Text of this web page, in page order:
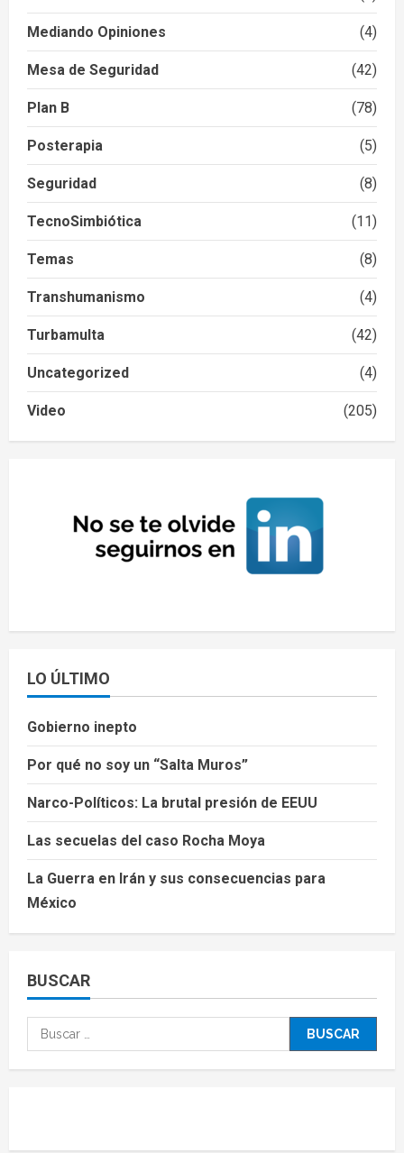
Mediando Opiniones (4)
Mesa de Seguridad (42)
Plan B (78)
Posterapia (5)
Seguridad (8)
TecnoSimbiótica (11)
Temas (8)
Transhumanismo (4)
Turbamulta (42)
Uncategorized (4)
Video (205)
LO ÚLTIMO
Gobierno inepto
Por qué no soy un “Salta Muros”
Narco-Políticos: La brutal presión de EEUU
Las secuelas del caso Rocha Moya
La Guerra en Irán y sus consecuencias para
México
BUSCAR